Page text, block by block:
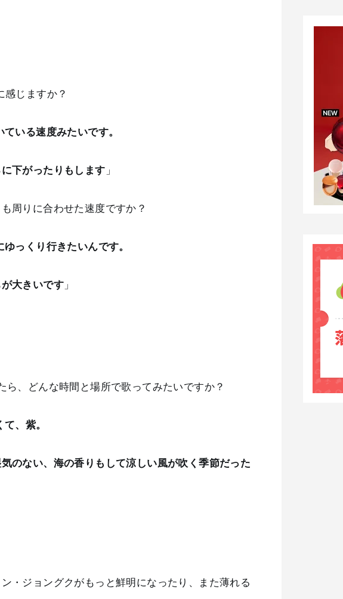
感じますか？
いる速度みたいです。
下がったりもします 」
周りに合わせた速度ですか？
っくり行きたいんです。
大きいです 」
、どんな時間と場所で歌ってみたいですか？
、紫。
のない、海の香りもして涼しい風が吹く季節だった
・ジョングクがもっと鮮明になったり、また薄れる